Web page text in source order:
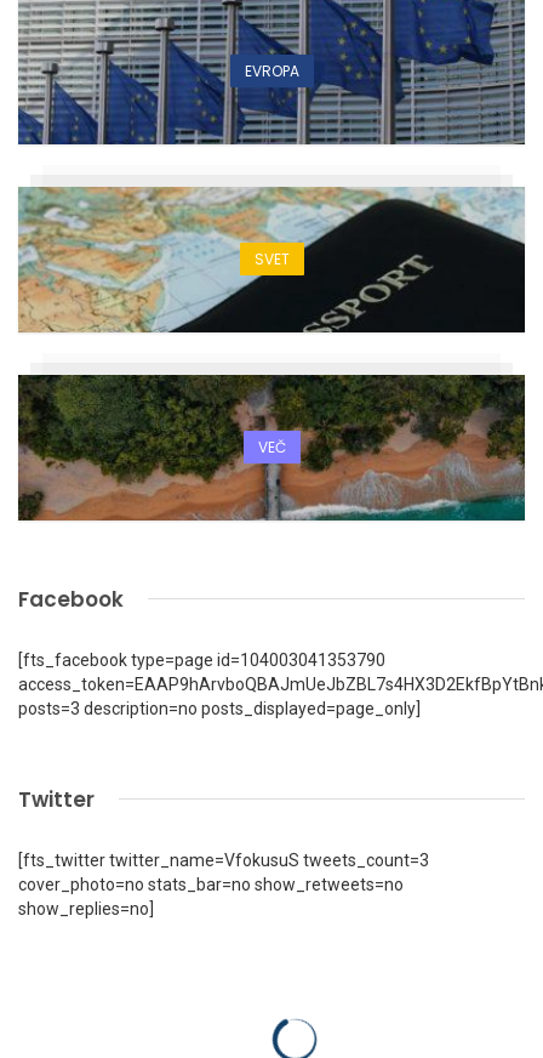
EVROPA
SVET
VEČ
Facebook
[fts_facebook type=page id=104003041353790
posts=3 description=no posts_displayed=page_only]
Twitter
[fts_twitter twitter_name=VfokusuS tweets_count=3
cover_photo=no stats_bar=no show_retweets=no
show_replies=no]